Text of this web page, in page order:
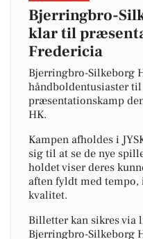
Bjerringbro-
klar til
Fredericia
Bjerringbro-Silkeborg
håndboldentusiaster
præsentationskamp
HK.
Kampen afholdes i
sig til at se de nye
holdet viser deres
aften fyldt med
kvalitet.
Billetter kan sikres via
Bjerringbro-Silkeborg